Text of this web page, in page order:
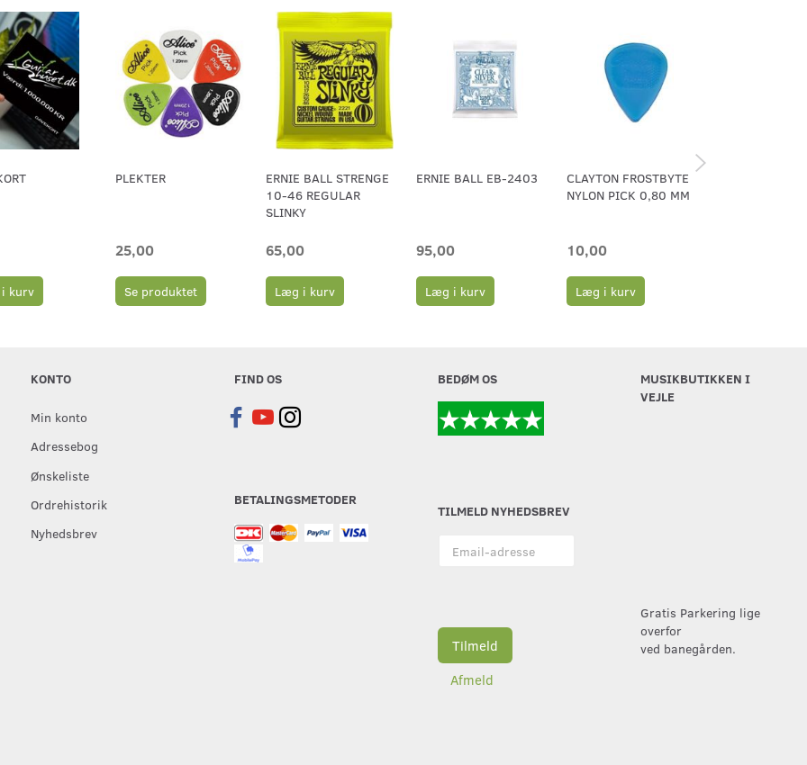
kurv
PLEKTER
25,00
Se produktet
ERNIE BALL STRENGE
10-46 REGULAR
SLINKY
65,00
Læg i kurv
ERNIE BALL EB-2403
95,00
Læg i kurv
CLAYTON FROSTBYTE
NYLON PICK 0,80 MM
10,00
Læg i kurv
KONTO
Min konto
Adressebog
Ønskeliste
Ordrehistorik
Nyhedsbrev
FIND OS
BETALINGSMETODER
BEDØM OS
TILMELD NYHEDSBREV
adresse
Tilmeld
Afmeld
MUSIKBUTIKKEN I
VEJLE
Gratis Parkering lige
overfor
ved banegården.